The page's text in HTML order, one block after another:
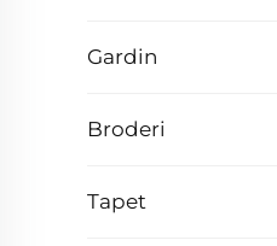
Gardin
Broderi
Tapet